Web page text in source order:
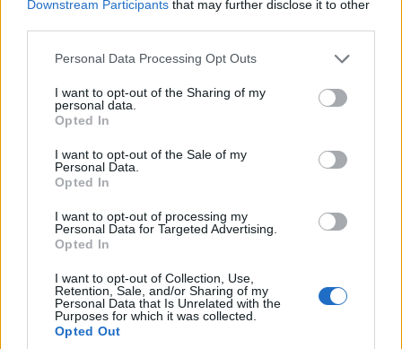
Downstream Participants that may further disclose it to other
Please note that this website/app uses one or more Google
not limited to your visit or usage behaviour. You may click to
grant or deny consent to Google and its third-party tags to
use your data for below specified purposes in below Google
consent section.
Personal Data Processing Opt Outs
I want to opt-out of the Sharing of my
personal data.
Opted In
I want to opt-out of the Sale of my
Personal Data.
Opted In
I want to opt-out of processing my
Personal Data for Targeted Advertising.
Opted In
I want to opt-out of Collection, Use,
Retention, Sale, and/or Sharing of my
Personal Data that Is Unrelated with the
Purposes for which it was collected.
Opted Out
Claus. Arroyos claros, desfiladeros profundos y
paisaje natural, que cambia drásticamente de
una temporada a otra, pasando de un verde
verde a unblanco brillante.
7. Esquí en Levi
Los visitantes vienen a Levi por su increíble
esquí. Las pistas de clase mundial están casi
vacías la mayor parte del año, las líneas para los